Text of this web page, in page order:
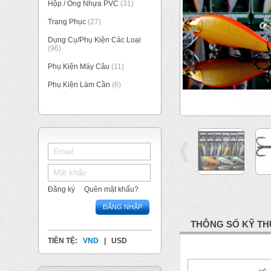
Hộp / Ống Nhựa PVC (31)
Trang Phục (27)
Dụng Cụ/Phụ Kiện Các Loại
(96)
Phụ Kiện Máy Câu (11)
Phụ Kiện Làm Cần (6)
Đăng ký Quên mật khẩu?
ĐĂNG NHẬP
TIỀN TỆ: VND USD
THÔNG SỐ KỸ